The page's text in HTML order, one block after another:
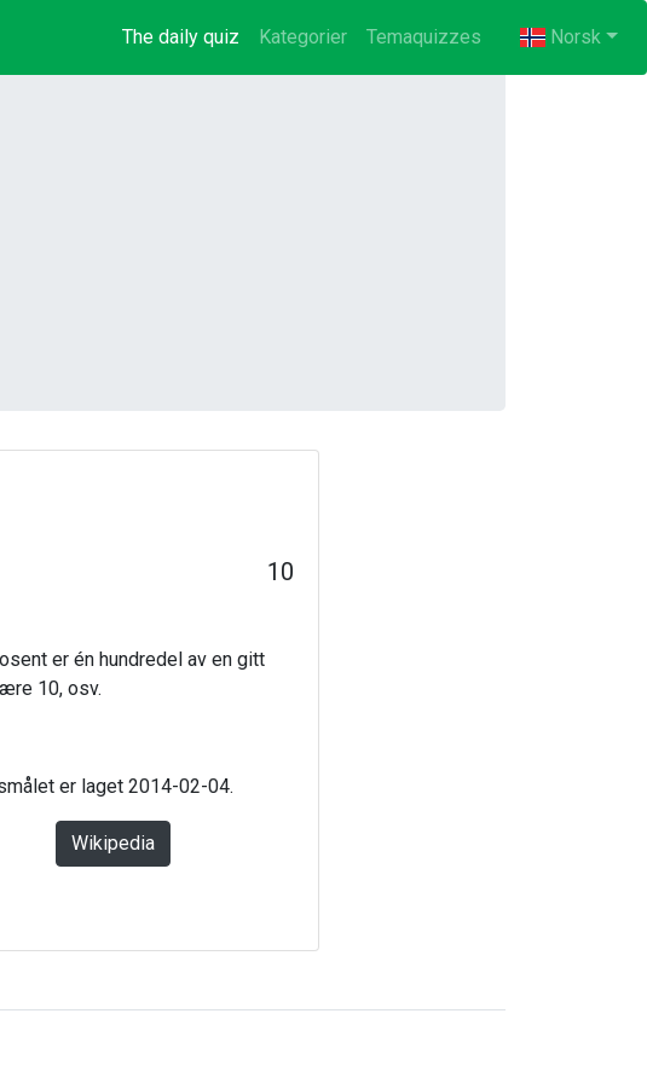
The daily quiz (current)
Kategorier Temaquizzes Norsk
10
er én hundredel av en gitt
10, osv.
er laget 2014-02-04.
Wikipedia